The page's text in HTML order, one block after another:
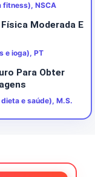
fitness), NSCA
Moderada E
e ioga), PT
Para Obter
e saúde), M.S.